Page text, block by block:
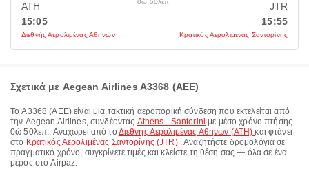
ATH
15:05
Διεθνής Αερολιμένας Αθηνών
JTR
15:55
Κρατικός Αερολιμένας Σαντορίνης
Σχετικά με Aegean Airlines A3368 (AEE)
ΤοA3368 (AEE) είναι μια τακτική αεροπορική σύνδεση που εκτελείται από
την Aegean Airlines, συνδέοντας Athens - Santorini με μέσο χρόνο πτήσης
0ώ 50λεπ.. Αναχωρεί από τοΔιεθνής Αερολιμένας Αθηνών (ATH)και φτάνει
στο Κρατικός Αερολιμένας Σαντορίνης (JTR) . Αναζητήστε δρομολόγια σε
πραγματικό χρόνο, συγκρίνετε τιμές και κλείστε τη θέση σας — όλα σε ένα
μέρος στο Airpaz.